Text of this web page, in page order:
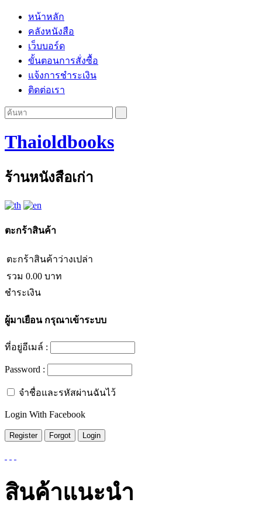
หน้าหลัก
คลังหนังสือ
เว็บบอร์ด
ขั้นตอนการสั่งซื้อ
แจ้งการชำระเงิน
ติดต่อเรา
Thaioldbooks
ร้านหนังสือเก่า
ตะกร้าสินค้า
ตะกร้าสินค้าว่างเปล่า
รวม 0.00 บาท
ชำระเงิน
ผู้มาเยือนกรุณาเข้าระบบ
ที่อยู่อีเมล์ :
Password :
จำชื่อและรหัสผ่านฉันไว้
Login With Facebook
สินค้าแนะนำ